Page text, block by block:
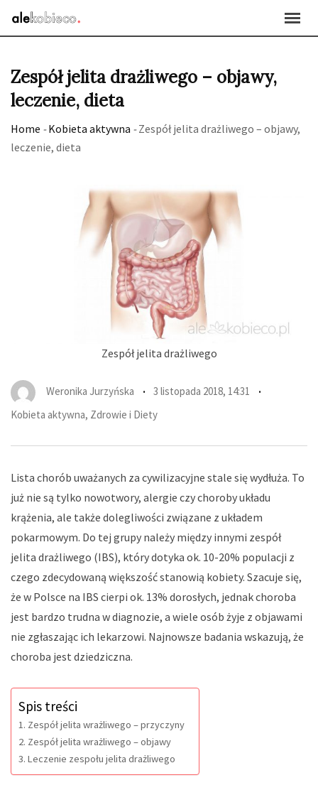
Zespół jelita drażliwego – objawy,
leczenie, dieta
Home -Kobieta aktywna -Zespół jelita drażliwego – objawy,
leczenie, dieta
Zespół jelita drażliwego
Weronika Jurzyńska
3 listopada 2018, 14:31
Kobieta aktywna, Zdrowie i Diety
Lista chorób uważanych za cywilizacyjne stale się wydłuża. To
już nie są tylko nowotwory, alergie czy choroby układu
krążenia, ale także dolegliwości związane z układem
pokarmowym. Do tej grupy należy między innymi zespół
jelita drażliwego (IBS), który dotyka ok. 10-20% populacji z
czego zdecydowaną większość stanowią kobiety. Szacuje się,
że w Polsce na IBS cierpi ok. 13% dorosłych, jednak choroba
jest bardzo trudna w diagnozie, a wiele osób żyje z objawami
nie zgłaszając ich lekarzowi. Najnowsze badania wskazują, że
choroba jest dziedziczna.
Spis treści
Zespół jelita wrażliwego – przyczyny
Zespół jelita wrażliwego – objawy
Leczenie zespołu jelita drażliwego